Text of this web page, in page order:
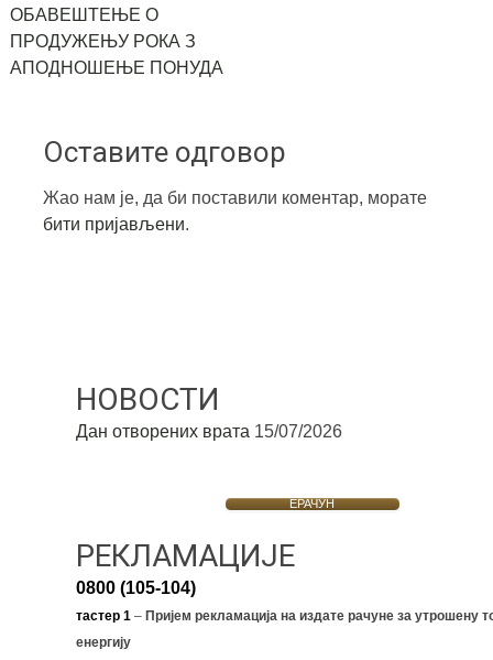
ОБАВЕШТЕЊЕ О
ПРОДУЖЕЊУ РОКА З
АПОДНОШЕЊЕ ПОНУДА
Оставите одговор
Жао нам је, да би поставили коментар, морате
бити пријављени.
НОВОСТИ
Дан отворених врата 15/07/2026
ЕРАЧУН
РЕКЛАМАЦИЈЕ
0800 (105-104)
тастер 1–Пријем рекламација на издате рачуне за утрошену
енергију